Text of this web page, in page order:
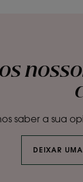
saber a sua
DEIXAR